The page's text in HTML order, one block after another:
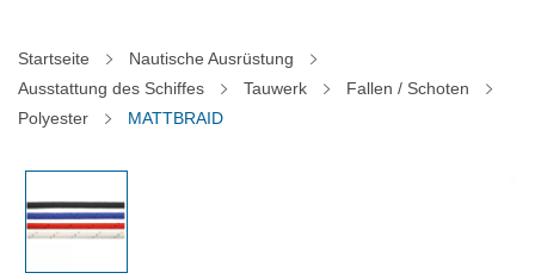
Startseite
Nautische Ausrüstung
Ausstattung des Schiffes
Tauwerk
Fallen / Schoten
Polyester
MATTBRAID